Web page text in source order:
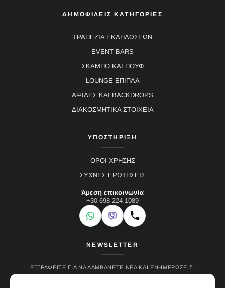
ΔΗΜΟΦΙΛΕΙΣ ΚΑΤΗΓΟΡΙΕΣ
ΤΡΑΠΕΖΙΑ ΕΚΔΗΛΩΣΕΩΝ
EVENT BARS
ΣΚΑΜΠΟ ΚΑΙ ΠΟΥΦ
LOUNGE ΕΠΙΠΛΑ
ΑΨΙΔΕΣ ΚΑΙ BACKDROPS
ΔΙΑΚΟΣΜΗΤΙΚΑ ΣΤΟΙΧΕΙΑ
ΥΠΟΣΤΗΡΙΞΗ
ΟΡΟΙ ΧΡΗΣΗΣ
ΣΥΧΝΕΣ ΕΡΩΤΗΣΕΙΣ
Άμεση επικοινωνία
+30 698 224 1089
WhatsApp
Viber Κλήση
NEWSLETTER
ΕΓΓΡΑΦΕΊΤΕ ΓΙΑ ΝΑ ΛΑΜΒΆΝΕΤΕ ΝΈΑ ΚΑΙ ΕΝΗΜΕΡΏΣΕΙΣ.